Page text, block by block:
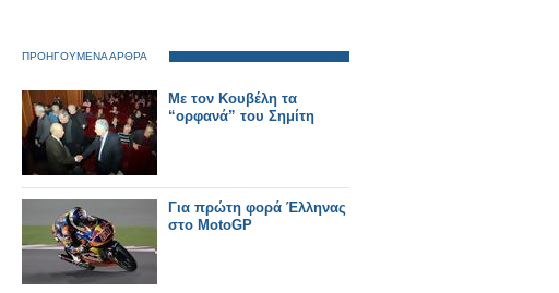
ΠΡΟΗΓΟΥΜΕΝΑ ΑΡΘΡΑ
Με τον Κουβέλη τα
“ορφανά” του Σημίτη
Για πρώτη φορά Έλληνας
στο MotoGP